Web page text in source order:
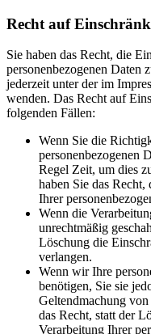
Recht auf
Sie haben das Recht, die
personenbezogenen Daten
jederzeit unter der im
wenden. Das Recht auf
folgenden Fällen:
Wenn Sie die
personenbezogenen
Regel Zeit, um dies
haben Sie das
Ihrer
Wenn die
unrechtmäßig
Löschung die
verlangen.
Wenn wir Ihre
benötigen, Sie sie
Geltendmachung
das Recht, statt der
Verarbeitung Ihrer